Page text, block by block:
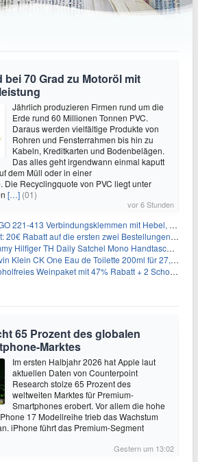
bei 70 Grad zu Motoröl mit
Jährlich produzieren Firmen rund um die
Erde rund 60 Millionen Tonnen PVC.
Daraus werden vielfältige Produkte von
Rohren und Fensterrahmen bis hin zu
Kabeln, Kreditkarten und Bodenbelägen.
Das alles geht irgendwann einmal kaputt
dem Müll oder in einer
Die Recyclingquote von PVC liegt unter
[…] (01)
vor 6 Stunden
221-413 Verbindungsklemmen mit Hebel, 50 Stück für 14,99€
Rabatt auf die ersten zwei Bestellungen für Neukunden
Hilfiger TH Daily Satchel Mono Handtasche für 73,97€
Klein CK One Eau de Toilette 200ml für 27,99€
Weinpaket mit 47% Rabatt + 2 Schott Zwiesel Gläser GRATIS für 29,99€
65 Prozent des globalen
Marktes
Im ersten Halbjahr 2026 hat Apple laut
aktuellen Daten von Counterpoint
Research stolze 65 Prozent des
weltweiten Marktes für Premium-
Smartphones erobert. Vor allem die hohe
17 Modellreihe trieb das Wachstum
iPhone führt das Premium-Segment
Gestern um 13:02